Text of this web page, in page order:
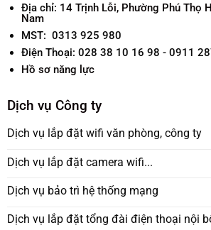
Địa chỉ: 14 Trịnh Lỗi, Phường Phú Thọ
Nam
MST: 0313 925 980
Điện Thoại: 028 38 10 16 98 - 0911
Hồ sơ năng lực
Dịch vụ Công ty
Dịch vụ lắp đặt wifi văn phòng, công ty
Dịch vụ lắp đặt camera wifi...
Dịch vụ bảo trì hệ thống mạng
Dịch vụ lắp đặt tổng đài điện thoại nội